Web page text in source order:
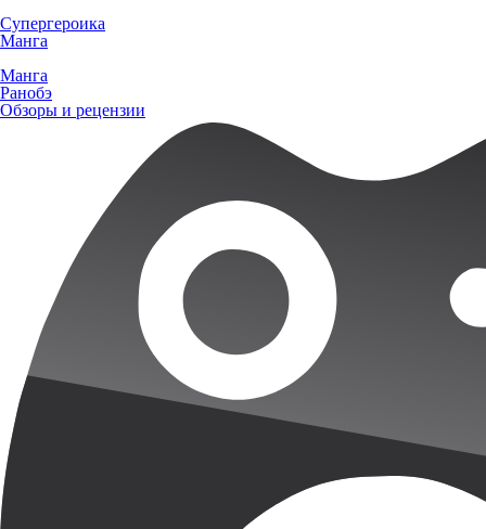
Супергероика
Манга
Манга
Ранобэ
Обзоры и рецензии